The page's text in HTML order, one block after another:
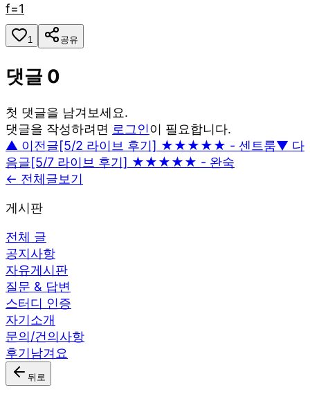
f=1
1 공유
댓글 0
첫 댓글을 남겨보세요.
댓글을 작성하려면 로그인이 필요합니다.
▲ 이전글[5/2 라이브 후기] ★★★★★ - 센트룸▼ 다
음글[5/7 라이브 후기] ★★★★★ - 완숙
← 전체글보기
게시판
전체 글
공지사항
자유게시판
질문 & 답변
스터디 인증
자기소개
문의/건의사항
후기남겨요
뒤로